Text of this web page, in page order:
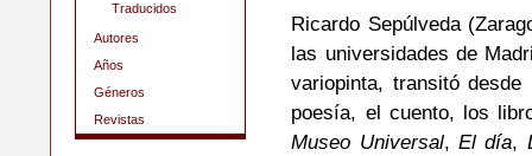
Traducidos
Autores
Años
Géneros
Revistas
Ricardo Sepúlveda
las universidades de
variopinta, transitó
poesía, el cuento, los
Museo Universal, El día,